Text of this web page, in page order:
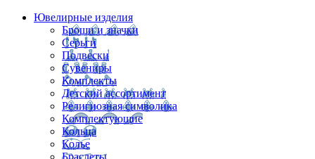
Ювелирные изделия
Броши и значки
Серьги
Подвески
Сувениры
Комплекты
Детский ассортимент
Религиозная символика
Комплектующие
Кольца
Колье
Браслеты